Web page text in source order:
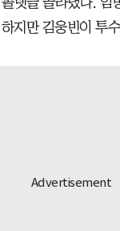
지만 김웅빈이 투